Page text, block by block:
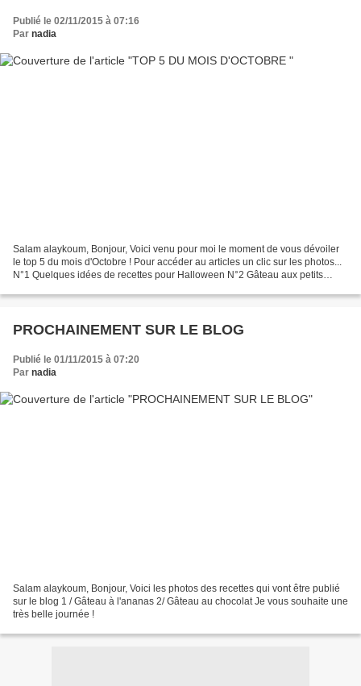
Publié le 02/11/2015 à 07:16
Par nadia
Salam alaykoum, Bonjour, Voici venu pour moi le moment de vous dévoiler
le top 5 du mois d'Octobre ! Pour accéder au articles un clic sur les photos...
N°1 Quelques idées de recettes pour Halloween N°2 Gâteau aux petits
PROCHAINEMENT SUR LE BLOG
Publié le 01/11/2015 à 07:20
Par nadia
Salam alaykoum, Bonjour, Voici les photos des recettes qui vont être publié
sur le blog 1 / Gâteau à l'ananas 2/ Gâteau au chocolat Je vous souhaite une
très belle journée !